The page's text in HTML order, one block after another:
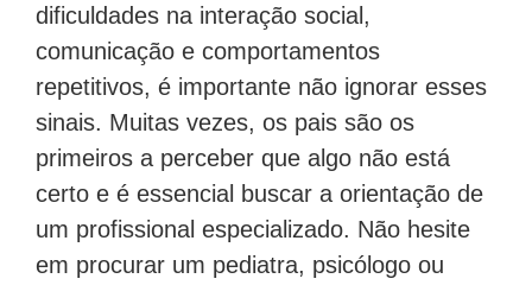
dificuldades na interação social,
comunicação e comportamentos
repetitivos, é importante não ignorar esses
sinais. Muitas vezes, os pais são os
primeiros a perceber que algo não está
certo e é essencial buscar a orientação de
um profissional especializado. Não hesite
em procurar um pediatra, psicólogo ou